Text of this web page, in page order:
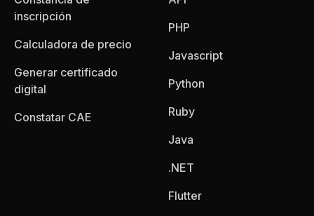
inscripción
Calculadora de precio
Generar certificado
digital
Constatar CAE
PHP
Javascript
Python
Ruby
Java
.NET
Flutter